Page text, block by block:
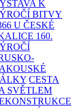
K
BITVY
U ČESKÉ
160.
CESTA
SVĚTLEM